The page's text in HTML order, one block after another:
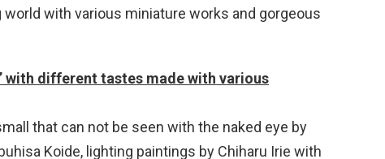
with various miniature works and gorgeous
different tastes made with various
that can not be seen with the naked eye by
Koide, lighting paintings by Chiharu Irie with